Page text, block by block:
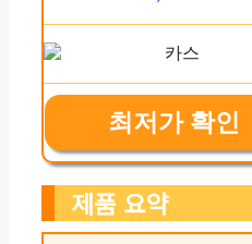
최저가 확인
제품 요약